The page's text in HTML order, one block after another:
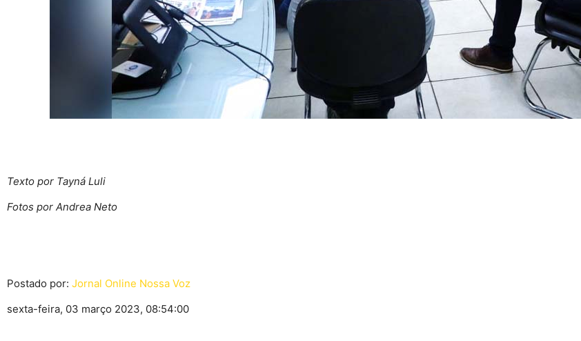
Texto por Tayná Luli
Fotos por Andrea Neto
Postado por: Jornal Online Nossa Voz
sexta-feira, 03 março 2023, 08:54:00